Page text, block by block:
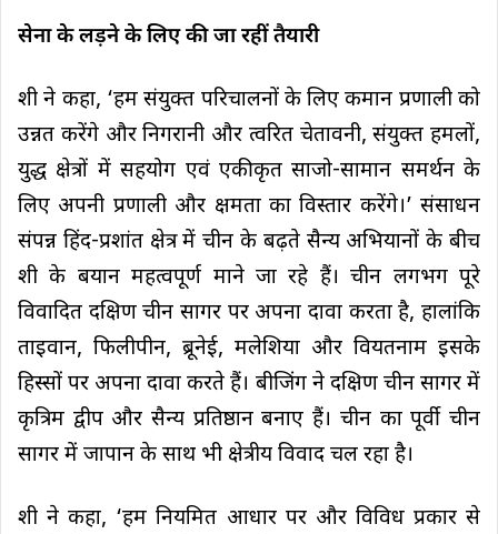
सेना के लड़ने के लिए की जा रहीं तैयारी
शी ने कहा, ‘हम संयुक्त परिचालनों के लिए कमान प्रणाली को
उन्नत करेंगे और निगरानी और त्वरित चेतावनी, संयुक्त हमलों,
युद्ध क्षेत्रों में सहयोग एवं एकीकृत साजो-सामान समर्थन के
लिए अपनी प्रणाली और क्षमता का विस्तार करेंगे।’ संसाधन
संपन्न हिंद-प्रशांत क्षेत्र में चीन के बढ़ते सैन्य अभियानों के बीच
शी के बयान महत्वपूर्ण माने जा रहे हैं। चीन लगभग पूरे
विवादित दक्षिण चीन सागर पर अपना दावा करता है, हालांकि
ताइवान, फिलीपीन, ब्रूनेई, मलेशिया और वियतनाम इसके
हिस्सों पर अपना दावा करते हैं। बीजिंग ने दक्षिण चीन सागर में
कृत्रिम द्वीप और सैन्य प्रतिष्ठान बनाए हैं। चीन का पूर्वी चीन
सागर में जापान के साथ भी क्षेत्रीय विवाद चल रहा है।
शी ने कहा, ‘हम नियमित आधार पर और विविध प्रकार से